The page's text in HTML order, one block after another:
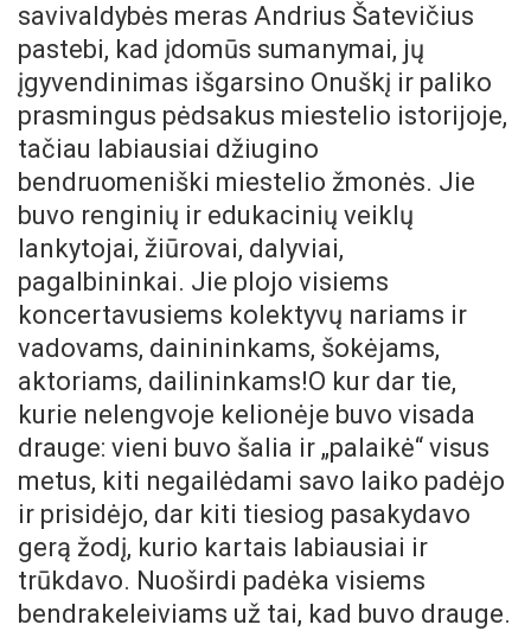
savivaldybės meras Andrius Šatevičius
pastebi, kad įdomūs sumanymai, jų
įgyvendinimas išgarsino Onuškį ir paliko
prasmingus pėdsakus miestelio istorijoje,
tačiau labiausiai džiugino
bendruomeniški miestelio žmonės. Jie
buvo renginių ir edukacinių veiklų
lankytojai, žiūrovai, dalyviai,
pagalbininkai. Jie plojo visiems
koncertavusiems kolektyvų nariams ir
vadovams, dainininkams, šokėjams,
aktoriams, dailininkams!O kur dar tie,
kurie nelengvoje kelionėje buvo visada
drauge: vieni buvo šalia ir „palaikė“ visus
metus, kiti negailėdami savo laiko padėjo
ir prisidėjo, dar kiti tiesiog pasakydavo
gerą žodį, kurio kartais labiausiai ir
trūkdavo. Nuoširdi padėka visiems
bendrakeleiviams už tai, kad buvo drauge.